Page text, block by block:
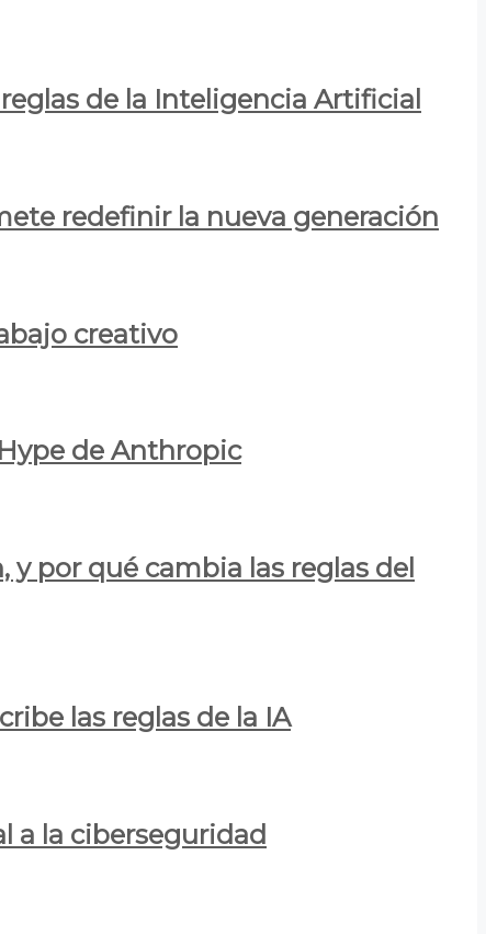
de la Inteligencia Artificial
redefinir la nueva generación
creativo
de Anthropic
por qué cambia las reglas del
las reglas de la IA
a la ciberseguridad